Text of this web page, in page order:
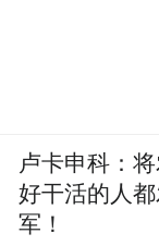
卢卡申科：
好干活的人
军！